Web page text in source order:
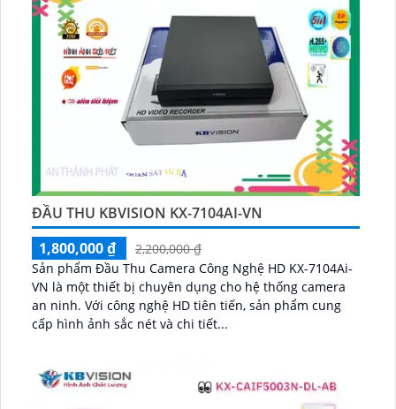
ĐẦU THU KBVISION KX-7104AI-VN
1,800,000 ₫
2,200,000 ₫
Sản phẩm Đầu Thu Camera Công Nghệ HD KX-7104Ai-
VN là một thiết bị chuyên dụng cho hệ thống camera
an ninh. Với công nghệ HD tiên tiến, sản phẩm cung
cấp hình ảnh sắc nét và chi tiết...